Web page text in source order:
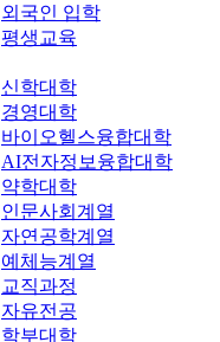
외국인 입학
평생교육
신학대학
경영대학
바이오헬스융합대학
AI전자정보융합대학
약학대학
인문사회계열
자연공학계열
예체능계열
교직과정
자유전공
학부대학